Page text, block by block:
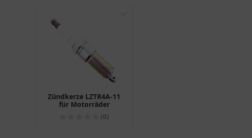
✅
Zündkerze LZTR4A-11
für Motorräder
(0)